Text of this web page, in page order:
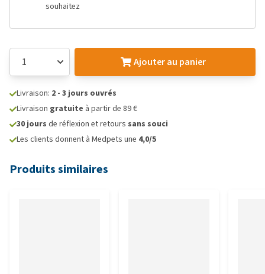
souhaitez
Ajouter au panier
Livraison: 2 - 3 jours ouvrés
Livraison gratuite à partir de 89 €
30 jours de réflexion et retours sans souci
Les clients donnent à Medpets une 4,0/5
Produits similaires